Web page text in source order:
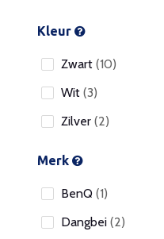
Kleur
Zwart (10)
Wit (3)
Zilver (2)
Merk
BenQ (1)
Dangbei (2)